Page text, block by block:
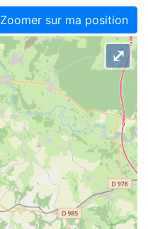
Zoomer sur ma position
⤢